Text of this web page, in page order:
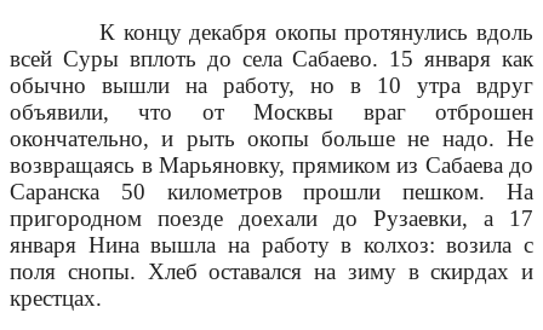
К концу декабря окопы протянулись вдоль
всей Суры вплоть до села Сабаево. 15 января как
обычно вышли на работу, но в 10 утра вдруг
объявили, что от Москвы враг отброшен
окончательно, и рыть окопы больше не надо. Не
возвращаясь в Марьяновку, прямиком из Сабаева до
Саранска 50 километров прошли пешком. На
пригородном поезде доехали до Рузаевки, а 17
января Нина вышла на работу в колхоз: возила с
поля снопы. Хлеб оставался на зиму в скирдах и
крестцах.